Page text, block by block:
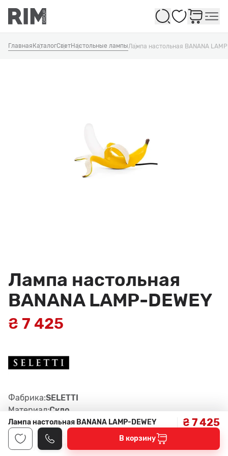
Избранное
Главная КаталогСветНастольные лампыЛампа настольная BANANA
Лампа настольная
BANANA LAMP-DEWEY
₴ 7 425
Фабрика:SELETTI
Материал:Скло
Цвет:Желтый
Габариты:33 x 23,5 x 19 см
Артикул:
13071
Лампа настольная BANANA LAMP-DEWEY ₴ 7 425
В корзину